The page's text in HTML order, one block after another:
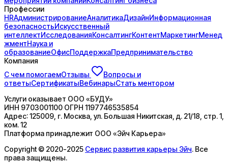
Профессии
HRАдминистрированиеАналитикаДизайнИнформационная
безопасностьИскусственный
интеллектИсследованияКонсалтингКонтентМаркетингМенед
жментНаука и
образованиеОфисПоддержкаПредпринимательство
Компания
С чем помогаемОтзывы
Вопросы и
ответыСертификатыВебинарыСтать ментором
Услуги оказывает ООО «БУДУ»
ИНН 9703001100 ОГРН 1197746535854
Адрес:125009, г. Москва, ул. Большая Никитская, д. 21/18, стр. 1,
ком. 12
Платформа принадлежит ООО «Эйч Карьера»
Copyright © 2020-2025 Сервис развития карьеры Эйч. Все
права защищены.